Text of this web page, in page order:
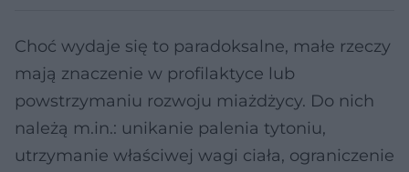
Choć wydaje się to paradoksalne, małe rzeczy
mają znaczenie w profilaktyce lub
powstrzymaniu rozwoju miażdżycy. Do nich
należą m.in.: unikanie palenia tytoniu,
utrzymanie właściwej wagi ciała, ograniczenie